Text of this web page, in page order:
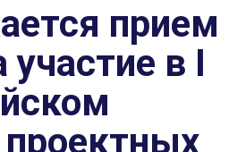
прием
участие в I
проектных